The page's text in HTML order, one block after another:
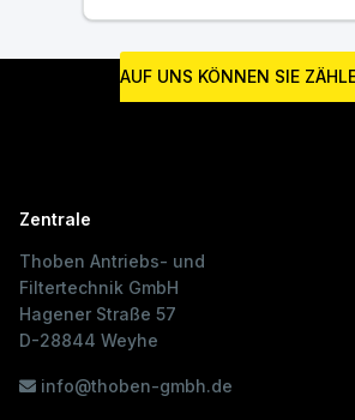
AUF UNS KÖNNEN SIE
Zentrale
Thoben Antriebs- und
Filtertechnik GmbH
Hagener Straße 57
D-28844 Weyhe
info@thoben-gmbh.de